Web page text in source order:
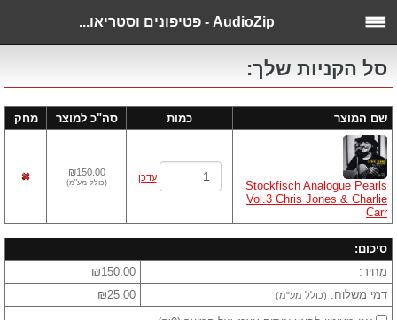
AudioZip - פטיפונים וסטריאו...
סל הקניות שלך:
שם המוצר כמות סה"כ למוצר מחק
Stockfisch Analogue Pearls
Vol.3 Chris Jones & Charlie
Carr
עדכן ₪150.00
(כולל מע"מ)
סיכום:
מחיר:
₪150.00
דמי משלוח: (כולל מע"מ) ₪25.00